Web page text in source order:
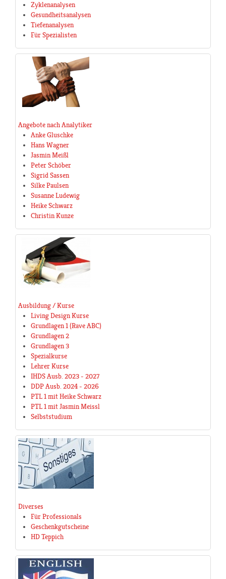
Zyklenanalysen
Gesundheitsanalysen
Tiefenanalysen
Für Spezialisten
Angebote nach Analytiker
Anke Gluschke
Hans Wagner
Jasmin Meißl
Peter Schöber
Sigrid Sassen
Silke Paulsen
Susanne Ludewig
Heike Schwarz
Christin Kunze
Ausbildung / Kurse
Living Design Kurse
Grundlagen 1 (Rave ABC)
Grundlagen 2
Grundlagen 3
Spezialkurse
Lehrer Kurse
IHDS Ausb. 2023 - 2027
DDP Ausb. 2024 - 2026
PTL 1 mit Heike Schwarz
PTL 1 mit Jasmin Meissl
Selbststudium
Diverses
Für Professionals
Geschenkgutscheine
HD Teppich